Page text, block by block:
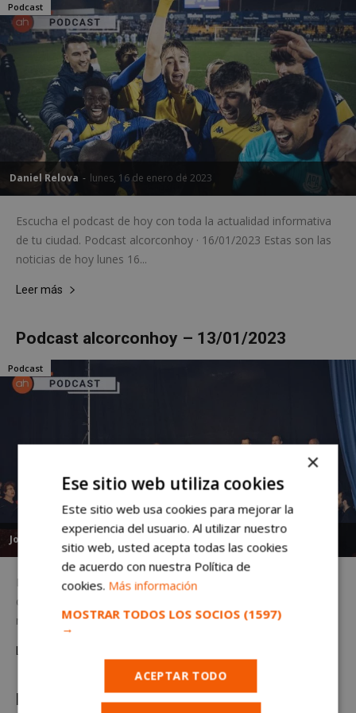
Daniel Relova - lunes, 16 de enero de 2023
Podcast
Escucha el podcast de hoy con toda la actualidad informativa
de tu ciudad. Podcast alcorconhoy · 16/01/2023 Estas son las
noticias de hoy lunes 16...
Leer más
Podcast alcorconhoy – 13/01/2023
Jorge Quiroga
Podcast
Escucha el podcast de hoy con toda la actualidad informativa
de tu ciudad. Podcast alcorconhoy · 13/01/2023 Estas son las
noticias de hoy viernes 13...
Podcast alcorconhoy – 12/01/2023
×
Ese sitio web utiliza cookies
Este sitio web usa cookies para mejorar la
experiencia del usuario. Al utilizar nuestro
sitio web, usted acepta todas las cookies
de acuerdo con nuestra Política de
cookies. Más información
MOSTRAR TODOS LOS SOCIOS (1597)
→
ACEPTAR TODO